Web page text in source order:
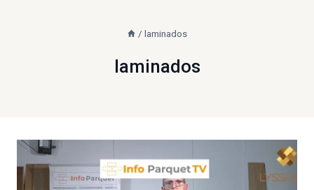
/ laminados
laminados